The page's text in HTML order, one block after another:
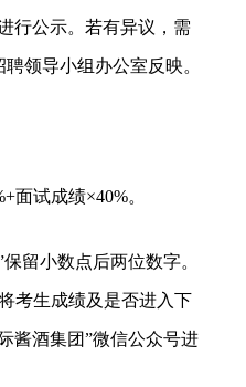
行公示。若有异议，需
领导小组办公室反映。
面试成绩×40%。
留小数点后两位数字。
考生成绩及是否进入下
酱酒集团”微信公众号进